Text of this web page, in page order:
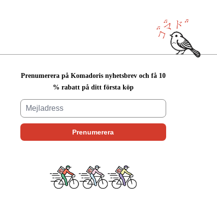
Prenumerera på Komadoris nyhetsbrev och få 10
% rabatt på ditt första köp